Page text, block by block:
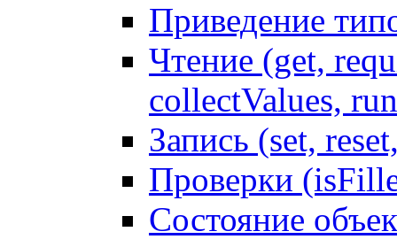
Приведение
Чтение (get,
collectValues,
Запись (set,
Проверки
Состояние